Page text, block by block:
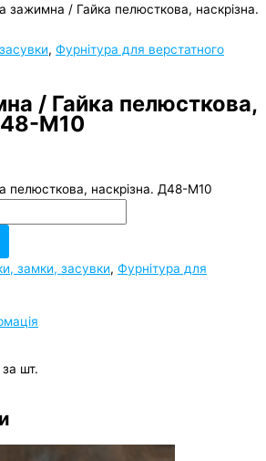
зажимна / Гайка пелюсткова, наскрізна.
, Фурнітура для верстатного
/ Гайка пелюсткова,
М10
пелюсткова, наскрізна. Д48-М10
замки, засувки, Фурнітура для
за шт.